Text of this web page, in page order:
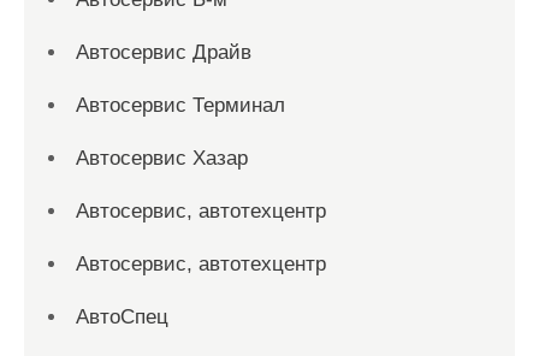
Автосервис Драйв
Автосервис Терминал
Автосервис Хазар
Автосервис, автотехцентр
Автосервис, автотехцентр
АвтоСпец